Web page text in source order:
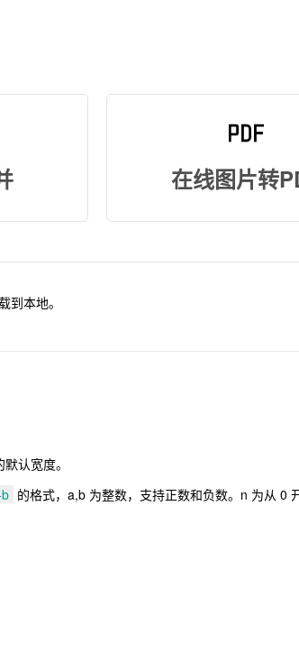
在线图片转
本地。
认宽度。
的格式，a,b 为整数，支持正数和负数。n 为从 0